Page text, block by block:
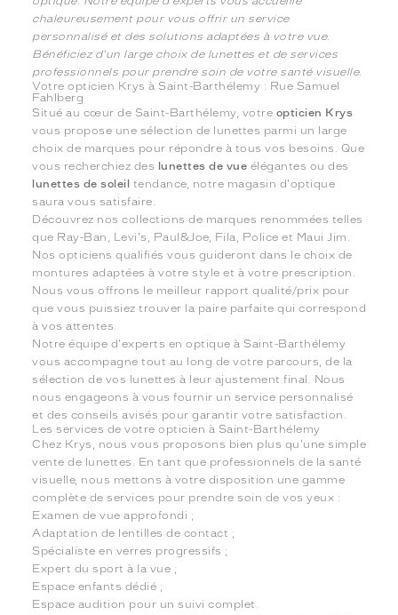
chaleureusement pour vous offrir un service
personnalisé et des solutions adaptées à votre vue.
Bénéficiez d'un large choix de lunettes et de services
professionnels pour prendre soin de votre santé visuelle.
Votre opticien Krys à Saint-Barthélemy : Rue Samuel
Fahlberg
Situé au cœur de Saint-Barthélemy, votre opticien Krys
vous propose une sélection de lunettes parmi un large
choix de marques pour répondre à tous vos besoins. Que
vous recherchiez des lunettes de vue élégantes ou des
lunettes de soleil tendance, notre magasin d'optique
saura vous satisfaire.
Découvrez nos collections de marques renommées telles
que Ray-Ban, Levi's, Paul&Joe, Fila, Police et Maui Jim.
Nos opticiens qualifiés vous guideront dans le choix de
montures adaptées à votre style et à votre prescription.
Nous vous offrons le meilleur rapport qualité/prix pour
que vous puissiez trouver la paire parfaite qui correspond
à vos attentes.
Notre équipe d'experts en optique à Saint-Barthélemy
vous accompagne tout au long de votre parcours, de la
sélection de vos lunettes à leur ajustement final. Nous
nous engageons à vous fournir un service personnalisé
et des conseils avisés pour garantir votre satisfaction.
Les services de votre opticien à Saint-Barthélemy
Chez Krys, nous vous proposons bien plus qu'une simple
vente de lunettes. En tant que professionnels de la santé
visuelle, nous mettons à votre disposition une gamme
complète de services pour prendre soin de vos yeux :
Examen de vue approfondi ;
Adaptation de lentilles de contact ;
Spécialiste en verres progressifs ;
Expert du sport à la vue ;
Espace enfants dédié ;
Espace audition pour un suivi complet.